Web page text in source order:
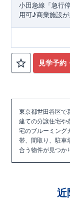
小田急線「急行
用可♪商業施設
見学予約
東京都世田谷区で
建ての分譲住宅や
宅のブルーミング
帯、間取り、駐車
合う物件が見つか
近